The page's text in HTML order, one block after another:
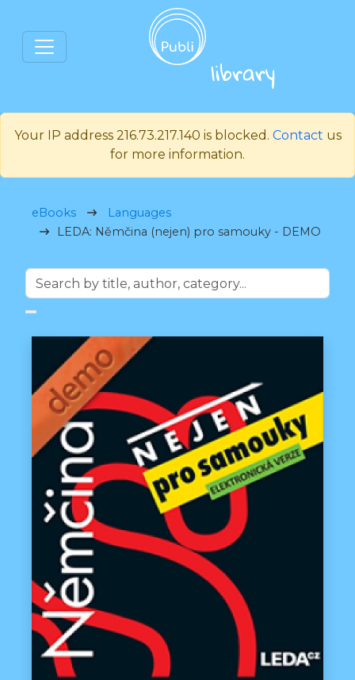
Your IP address 216.73.217.140 is blocked. Contact us
for more information.
eBooks
Languages
LEDA: Němčina (nejen) pro samouky - DEMO